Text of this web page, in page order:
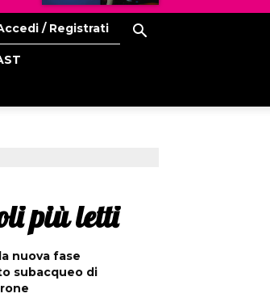
/ Registrati
più letti
nuova fase
subacqueo di